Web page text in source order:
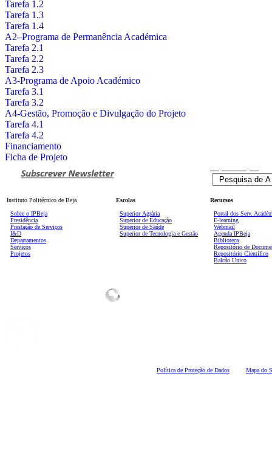
Tarefa 1.2
Tarefa 1.3
Tarefa 1.4
A2–Programa de Permanência Académica
Tarefa 2.1
Tarefa 2.2
Tarefa 2.3
A3-Programa de Apoio Académico
Tarefa 3.1
Tarefa 3.2
A4-Gestão, Promoção e Divulgação do Projeto
Tarefa 4.1
Tarefa 4.2
Financiamento
Ficha de Projeto
Instituto Politécnico de Beja
Sobre o IPBeja
Presidência
Prestação de Serviços
I&D
Departamentos
Serviços
Projetos
Escolas
Superior Agrária
Superior de Educação
Superior de Saúde
Superior de Tecnologia e Gestão
Recursos
Portal dos Serv.
E-learning
Webmail
Agenda IPBeja
Biblioteca
Repositório de
Repositório Científico
Balcão Único
Política de Proteção de Dados Mapa do